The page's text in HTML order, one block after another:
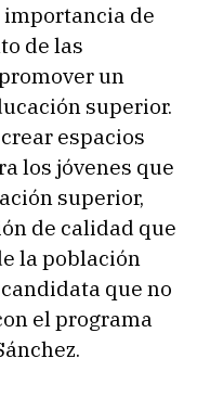
importancia de
de las
un
superior.
espacios
los jóvenes que
superior,
de calidad que
la población
que no
el programa